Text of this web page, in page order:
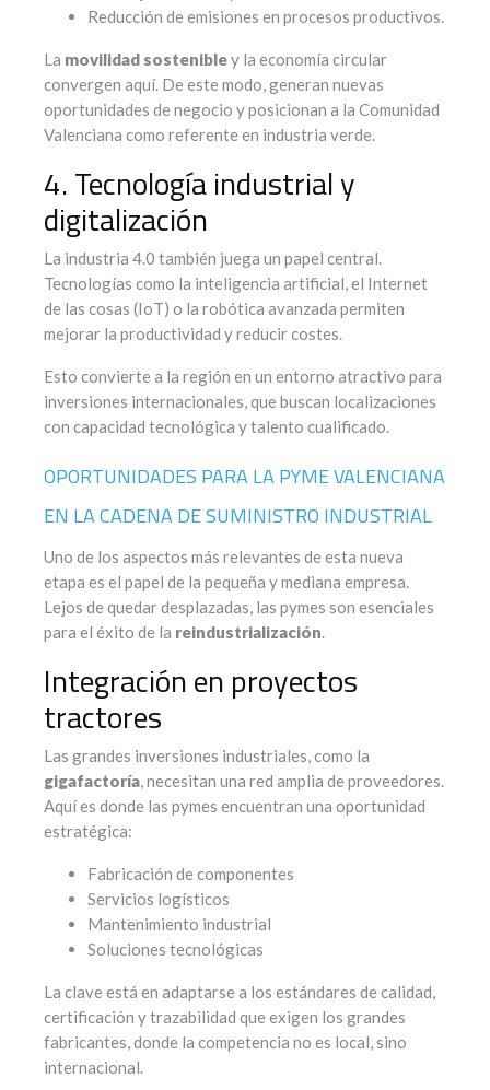
Reducción de emisiones en procesos productivos.
La movilidad sostenibley la economía circular
convergen aquí. De este modo, generan nuevas
oportunidades de negocio y posicionan a la Comunidad
Valenciana como referente en industria verde.
4. Tecnología industrial y
digitalización
La industria 4.0 también juega un papel central.
Tecnologías como la inteligencia artificial, el Internet
de las cosas (IoT) o la robótica avanzada permiten
mejorar la productividad y reducir costes.
Esto convierte a la región en un entorno atractivo para
inversiones internacionales, que buscan localizaciones
con capacidad tecnológica y talento cualificado.
OPORTUNIDADES PARA LA PYME VALENCIANA
EN LA CADENA DE SUMINISTRO INDUSTRIAL
Uno de los aspectos más relevantes de esta nueva
etapa es el papel de la pequeña y mediana empresa.
Lejos de quedar desplazadas, las pymes son esenciales
para el éxito de la reindustrialización.
Integración en proyectos
tractores
Las grandes inversiones industriales, como la
gigafactoría, necesitan una red amplia de proveedores.
Aquí es donde las pymes encuentran una oportunidad
estratégica:
Fabricación de componentes
Servicios logísticos
Mantenimiento industrial
Soluciones tecnológicas
La clave está en adaptarse a los estándares de calidad,
certificación y trazabilidad que exigen los grandes
fabricantes, donde la competencia no es local, sino
internacional.